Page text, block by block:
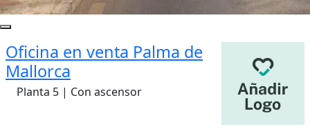
Oficina en venta Palma de
Mallorca
Planta 5 | Con ascensor